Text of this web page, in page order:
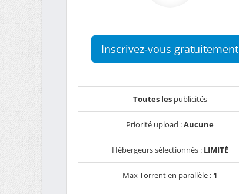
Inscrivez-vous gratuitement
Toutes lespublicités
Priorité upload :Aucune
Hébergeurs sélectionnés : LIMITÉ
Max Torrent en parallèle : 1